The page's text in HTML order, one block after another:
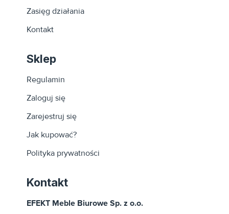
Zasięg działania
Kontakt
Sklep
Regulamin
Zaloguj się
Zarejestruj się
Jak kupować?
Polityka prywatności
Kontakt
EFEKT Meble Biurowe Sp. z o.o.